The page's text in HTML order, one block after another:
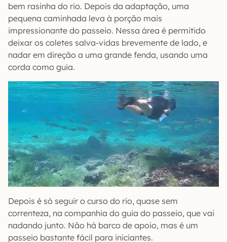
bem rasinha do rio. Depois da adaptação, uma
pequena caminhada leva à porção mais
impressionante do passeio. Nessa área é permitido
deixar os coletes salva-vidas brevemente de lado, e
nadar em direção a uma grande fenda, usando uma
corda como guia.
Depois é só seguir o curso do rio, quase sem
correnteza, na companhia do guia do passeio, que vai
nadando junto. Não há barco de apoio, mas é um
passeio bastante fácil para iniciantes.